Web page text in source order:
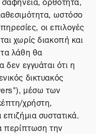
ωστόσο
οι επιλογές
χωρίς διακοπή και
λάθη θα
εγγυάται ότι η
δικτυακός
μέσω των
χρήστη,
συστατικά.
περίπτωση την